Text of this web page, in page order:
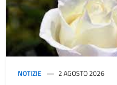
NOTIZIE 2 AGOSTO 2026